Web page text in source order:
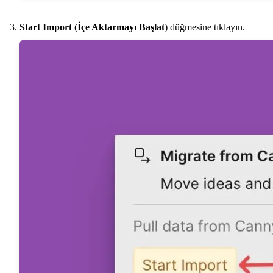
Start Import (İçe Aktarmayı Başlat) düğmesine tıklayın.